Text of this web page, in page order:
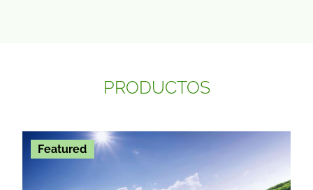
PRODUCTOS
Featured